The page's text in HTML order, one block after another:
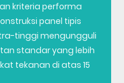
kriteria performa
panel tipis
tinggi mengungguli
standar yang lebih
tekanan di atas 15